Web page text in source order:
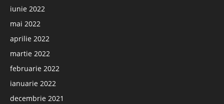
iunie 2022
mai 2022
aprilie 2022
martie 2022
februarie 2022
ianuarie 2022
decembrie 2021